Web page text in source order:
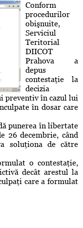
Conform
procedurilor
obişnuite,
Serviciul
Teritorial
DIICOT
Prahova a
depus
contestaţie la
decizia
preventiv în cazul lui
în dosar care
punerea în libertate
26 decembrie, când
soluţiona de către
o contestaţie,
decât arestul la
care a formulat